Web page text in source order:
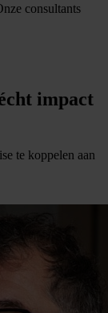
consultants
impact
te koppelen aan